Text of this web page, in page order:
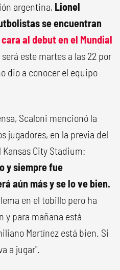
argentina, Lionel
se encuentran
al debut en el Mundial
será este martes a las 22 por
dio a conocer el equipo
Scaloni mencionó la
jugadores, en la previa del
City Stadium:
y siempre fue
aún más y se lo ve bien.
en el tobillo pero ha
y para mañana está
Martínez está bien. Si
a jugar".